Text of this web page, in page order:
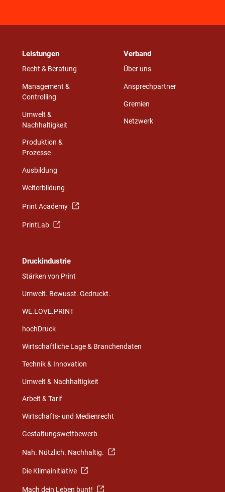
Leistungen
Recht & Beratung
Management &
Controlling
Umwelt &
Nachhaltigkeit
Produktion &
Prozesse
Ausbildung
Weiterbildung
Print Academy
PrintLab
Verband
Über uns
Ansprechpartner
Gremien
Netzwerk
Druckindustrie
Stärken von Print
Umwelt. Bewusst. Gedruckt.
WE.LOVE.PRINT
hochDruck
Wirtschaftliche Lage & Branchendaten
Technik & Innovation
Umwelt & Nachhaltigkeit
Arbeit & Tarif
Wirtschafts- und Medienrecht
Gestaltungswettbewerb
Nah. Nützlich. Nachhaltig.
Die Klimainitiative
Mach dein Leben bunt!